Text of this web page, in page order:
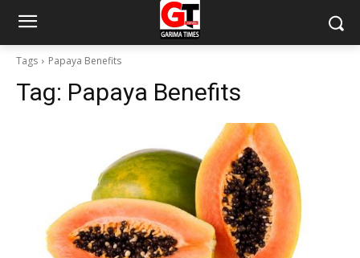
Tags Papaya Benefits
Tag: Papaya Benefits